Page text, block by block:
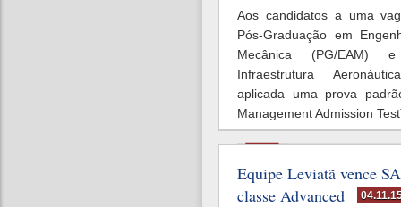
Aos candidatos a uma
Pós-Graduação em
Mecânica (PG/EAM)
Infraestrutura
aplicada uma prova
Management Admission
Equipe Leviatã vence
classe Advanced